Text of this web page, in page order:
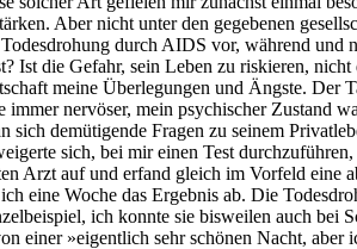
Aber nicht unter den gegebenen
durch AIDS vor, während und
Ist die Gefahr, sein Leben zu riskieren,
meine Überlegungen und Ängste.
immer nervöser, mein psychischer Zustand
sich demütigende Fragen zu seinem
sich, bei mir einen Test
Arzt auf und erfand gleich im Vorfeld eine
eine Woche das Ergebnis ab. Die
ich konnte sie bisweilen auch bei
einer »eigentlich sehr schönen Nacht,